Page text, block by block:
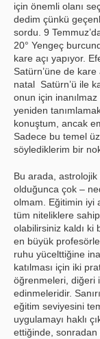
için önemli olanı
dedim çünkü
sordu. 9
20° Yengeç
kare açı yapıyor.
Satürn’üne de kare
natal Satürn’ü ile
onun için inanılmaz
yeniden
konuştum, ancak
Sadece bu temel
söylediklerim bir
Bu arada, astrolojik
olduğunca çok –
olmam. Eğitimin iyi
tüm niteliklere
olabilirsiniz kaldı ki
en büyük
ruhu yücelttiğine
katılması için iki
öğrenmeleri, diğeri
edinmeleridir.
eğitim seviyesini
uygulamayı haklı
ettiğinde, sonradan